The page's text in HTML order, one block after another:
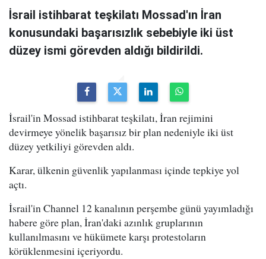
İsrail istihbarat teşkilatı Mossad'ın İran
konusundaki başarısızlık sebebiyle iki üst
düzey ismi görevden aldığı bildirildi.
İsrail'in Mossad istihbarat teşkilatı, İran rejimini
devirmeye yönelik başarısız bir plan nedeniyle iki üst
düzey yetkiliyi görevden aldı.
Karar, ülkenin güvenlik yapılanması içinde tepkiye yol
açtı.
İsrail'in Channel 12 kanalının perşembe günü yayımladığı
habere göre plan, İran'daki azınlık gruplarının
kullanılmasını ve hükümete karşı protestoların
körüklenmesini içeriyordu.